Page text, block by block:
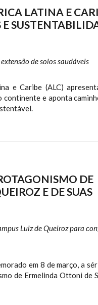
LATINA E
de solos saudáveis
e Caribe (ALC)
e aponta
DE
E DE SUAS
Luiz de Queiroz para
em 8 de março, a
de Ermelinda Ottoni de